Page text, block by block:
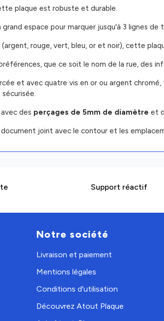
plaque est robuste et durable.
espace pour marquer jusqu'à 3 lignes
rouge, vert, bleu, or et noir), cette
que ce soit le nom de la rue, des
et avec quatre vis en or ou argent
avec des perçages de 5mm de diamètre et
joint avec le contour et les
Support réactif
Notre société
Livraison et paiement
Mentions légales
Conditions d'utilisation
Découvrez Atout Plaque